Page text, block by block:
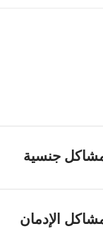
جنسية
الإدمان